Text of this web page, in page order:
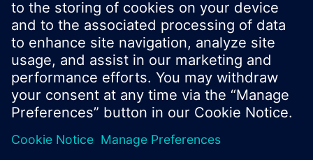
© Siemens Switzerland Ltd. 2020
Zakres produktów i ceny mogą się różnić w